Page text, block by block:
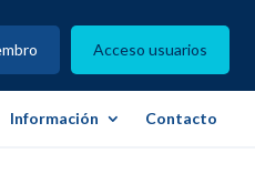
Acceso usuarios
Información Contacto